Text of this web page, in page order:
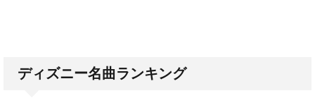
ディズニー名曲ランキング